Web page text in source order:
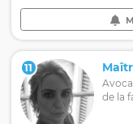
11
de la